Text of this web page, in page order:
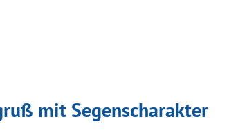
mit Segenscharakter